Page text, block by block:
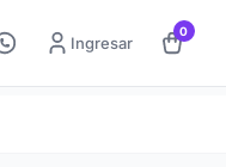
Ingresar
0